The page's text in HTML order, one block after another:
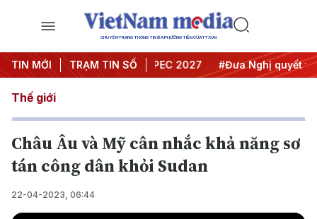
CHUYÊN TRANG THÔNG TIN ĐA PHƯƠNG TIỆN CỦA TTXVN
TIN MỚI TRẠM TIN SỐ
nghị Trung ương 3 #APEC 2027 #Đưa Nghị quyết thành
Thế giới
Châu Âu và Mỹ cân nhắc khả năng sơ
tán công dân khỏi Sudan
22-04-2023, 06:44